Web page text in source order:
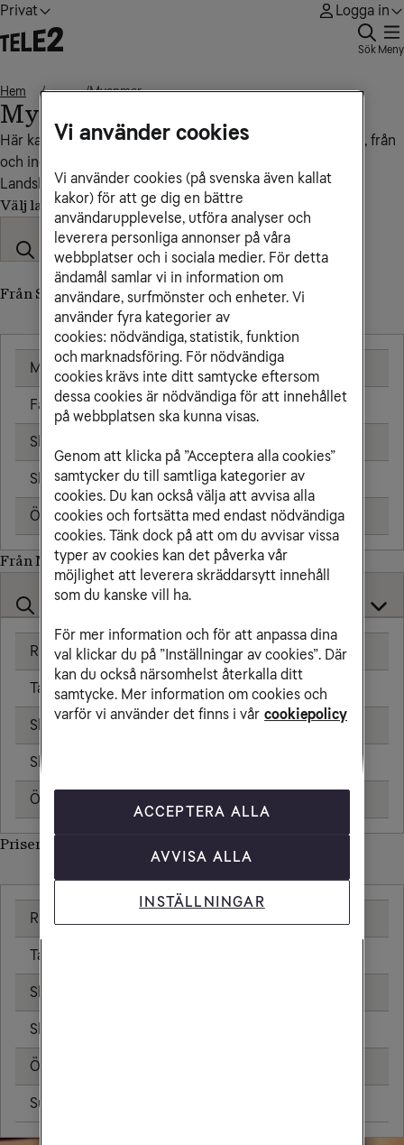
Privat Logga in
Sök Meny
Hem • • • Myanmar
Myanmar
Här kan du se vad det kostar att ringa, sms:a och surfa till, från
och inom Myanmar.
Landskod: +95
Välj land
Från Sverige till Myanmar (till utländskt nummer)
Mobil 25,00 kr/min
Fast telefon 25,00 kr/min
Skicka sms
Skicka mms 11,00 kr
Öppningsavgift 0,99 kr
Från Myanmar till
Ringa samtal 25,00 kr/min
Ta emot samtal 25,00 kr/min
Skicka sms 6,00 kr
Skicka mms
Öppningsavgift
Priser inom Myanmar
Ringa samtal
Ta emot samtal
Skicka sms
Skicka mms
Öppningsavgift
Surfa utan surfpaket
Vi använder cookies
Vi använder cookies (på svenska även kallat
kakor) för att ge dig en bättre
användarupplevelse, utföra analyser och
leverera personliga annonser på våra
webbplatser och i sociala medier. För detta
ändamål samlar vi in information om
användare, surfmönster och enheter. Vi
använder fyra kategorier av
cookies: nödvändiga, statistik, funktion
och marknadsföring. För nödvändiga
cookies krävs inte ditt samtycke eftersom
dessa cookies är nödvändiga för att innehållet
på webbplatsen ska kunna visas.
Genom att klicka på ”Acceptera alla cookies”
samtycker du till samtliga kategorier av
cookies. Du kan också välja att avvisa alla
cookies och fortsätta med endast nödvändiga
cookies. Tänk dock på att om du avvisar vissa
typer av cookies kan det påverka vår
möjlighet att leverera skräddarsytt innehåll
som du kanske vill ha.
För mer information och för att anpassa dina
val klickar du på ”Inställningar av cookies”. Där
kan du också närsomhelst återkalla ditt
samtycke. Mer information om cookies och
varför vi använder det finns i vår cookiepolicy
ACCEPTERA ALLA
AVVISA ALLA
INSTÄLLNINGAR